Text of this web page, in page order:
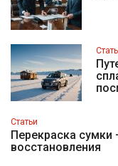
Статьи
Перекраска сумки
восстановления